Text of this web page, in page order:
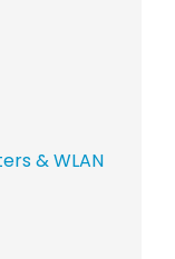
& WLAN